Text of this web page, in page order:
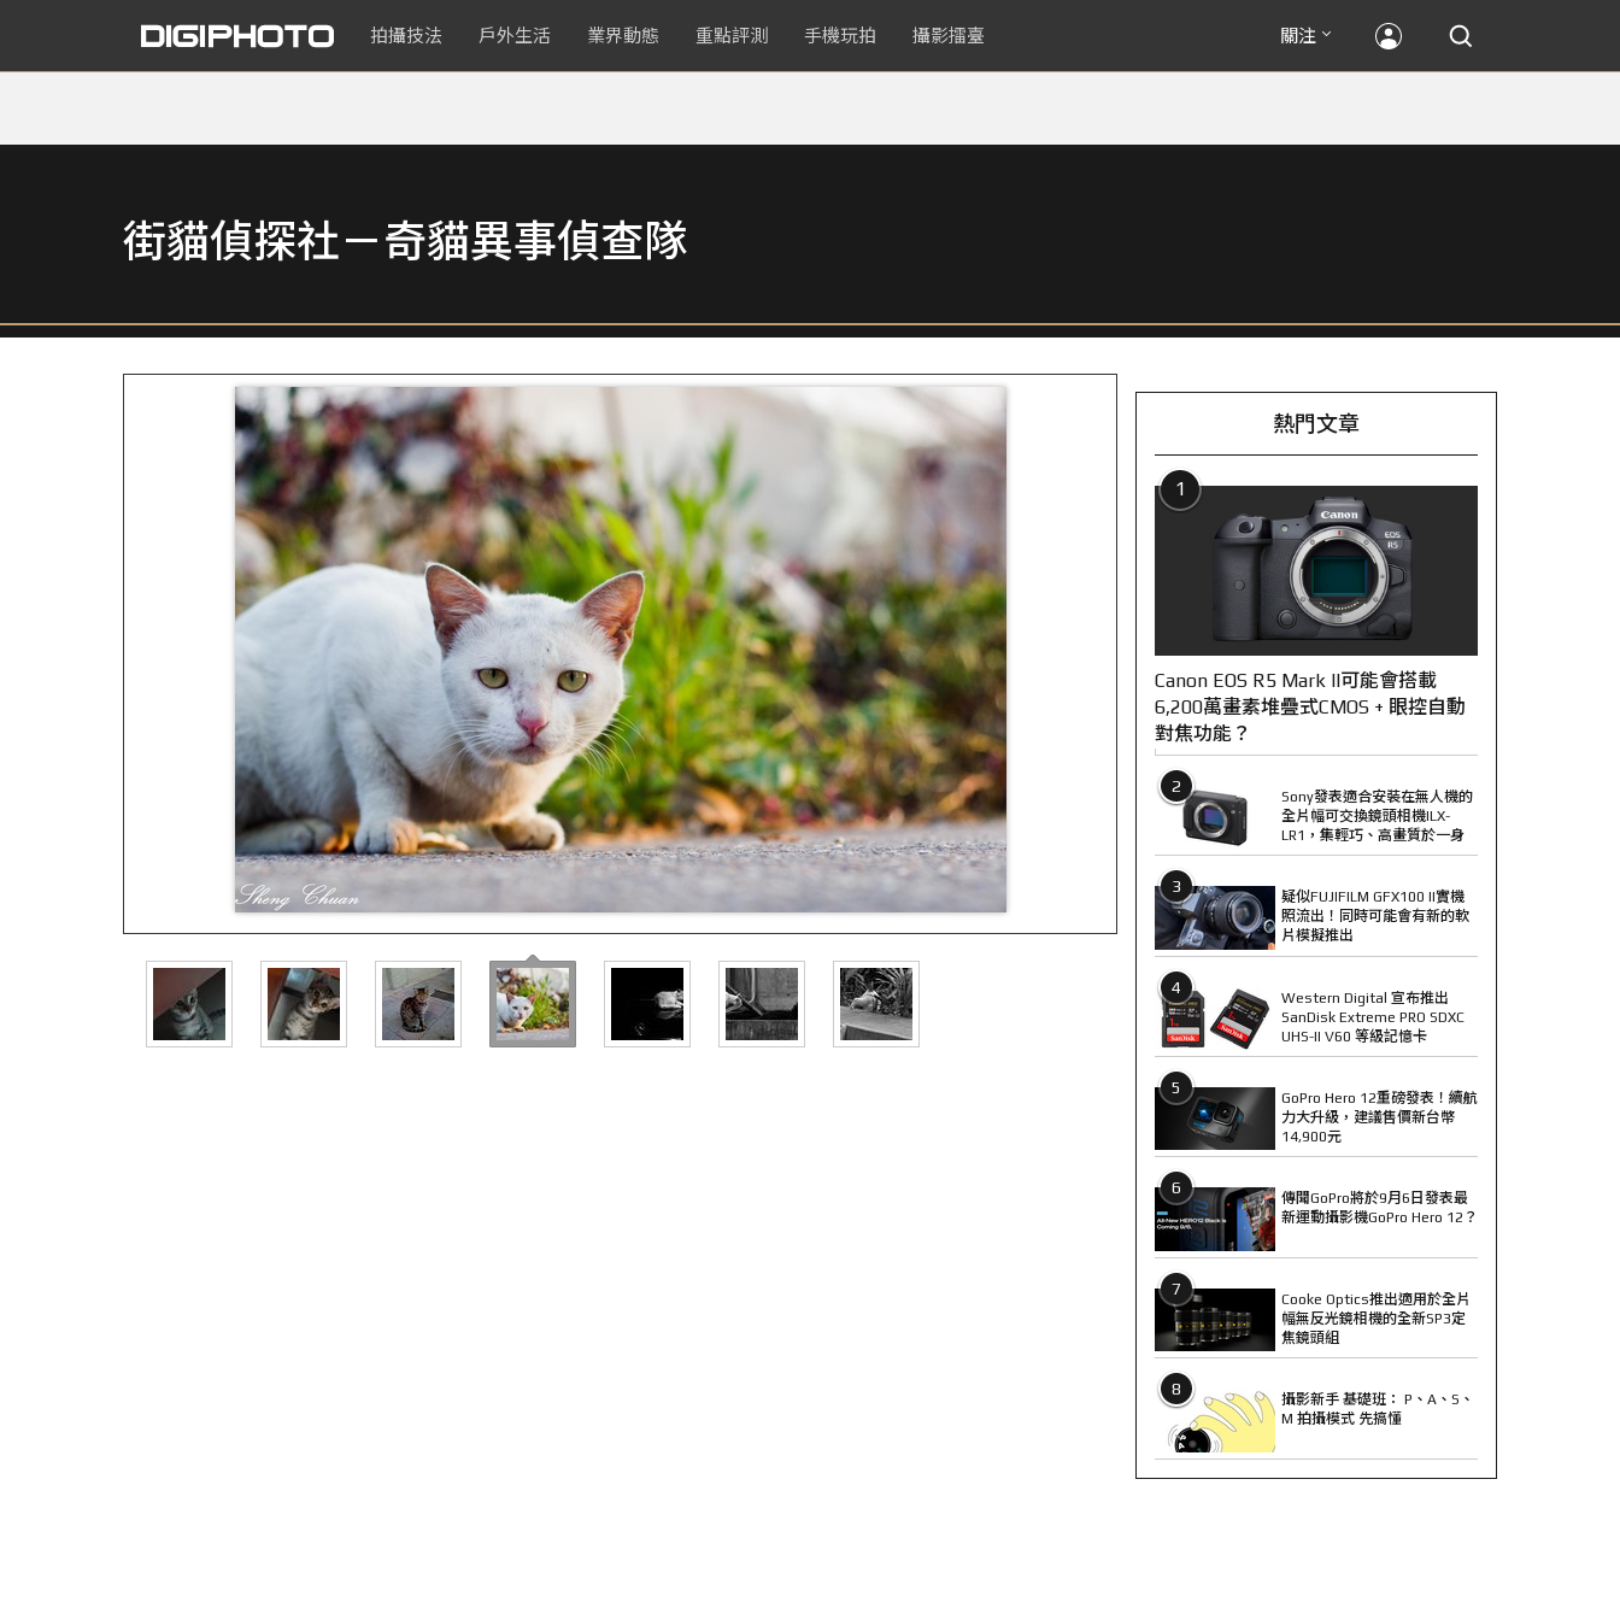
拍攝技法 戶外生活 業界動態 重點評測 手機玩拍 攝影擂臺 關注
街貓偵探社－奇貓異事偵查隊
熱門文章
1
Canon EOS R5 Mark II可能會搭載
6,200萬畫素堆疊式CMOS + 眼控自動
對焦功能？
2
Sony發表適合安裝在無人機的
全片幅可交換鏡頭相機ILX-
LR1，集輕巧、高畫質於一身
3
疑似FUJIFILM GFX100 II實機
照流出！同時可能會有新的軟
片模擬推出
4
Western Digital 宣布推出
SanDisk Extreme PRO SDXC
UHS-II V60 等級記憶卡
5
GoPro Hero 12重磅發表！續航
力大升級，建議售價新台幣
14,900元
6
傳聞GoPro將於9月6日發表最
新運動攝影機GoPro Hero 12？
7
Cooke Optics推出適用於全片
幅無反光鏡相機的全新SP3定
焦鏡頭組
8
攝影新手 基礎班： P、A、S、
M 拍攝模式 先搞懂